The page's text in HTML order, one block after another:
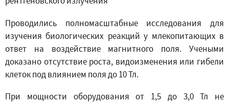
Проводились полномасштабные исследования для
изучения биологических реакций у млекопитающих в
ответ на воздействие магнитного поля. Учеными
доказано отсутствие роста, видоизменения или гибели
клеток под влиянием поля до 10 Тл.
При мощности оборудования от 1,5 до 3,0 Тл не